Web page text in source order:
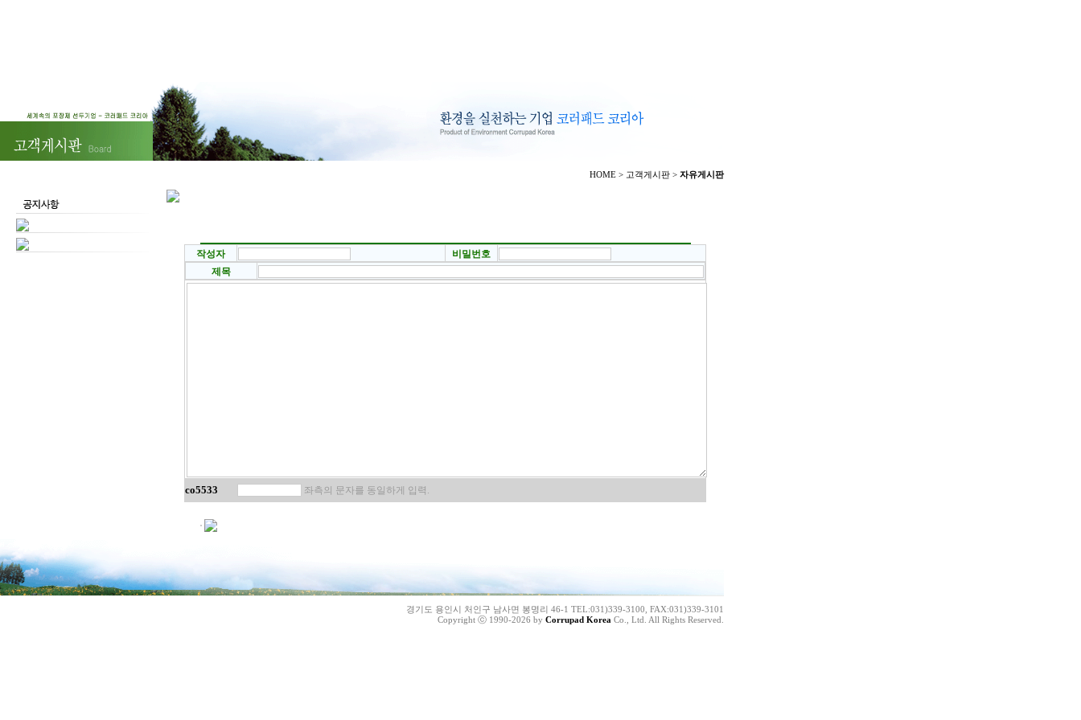
HOME > 고객게시판 > 자유게시판
작성자
비밀번호
제목
co5533 좌측의 문자를 동일하게 입력.
경기도 용인시 처인구 남사면 봉명리 46-1 TEL:031)339-3100, FAX:031)339-3101
Copyright ⓒ 1990-2026 by Corrupad Korea Co., Ltd. All Rights Reserved.